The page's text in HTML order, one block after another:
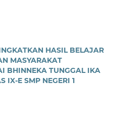
HASIL BELAJAR
MASYARAKAT
BHINNEKA TUNGGAL IKA
IX-E SMP NEGERI 1